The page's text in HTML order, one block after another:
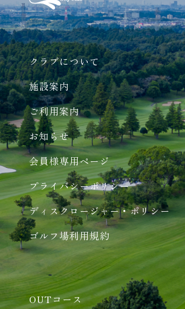
クラブについて
施設案内
ご利用案内
お知らせ
会員様専用ページ
プライバシーポリシー
ディスクロージャー・ポリシー
ゴルフ場利用規約
OUTコース